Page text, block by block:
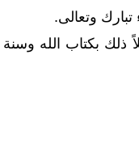
وتعالى.
بكتاب الله